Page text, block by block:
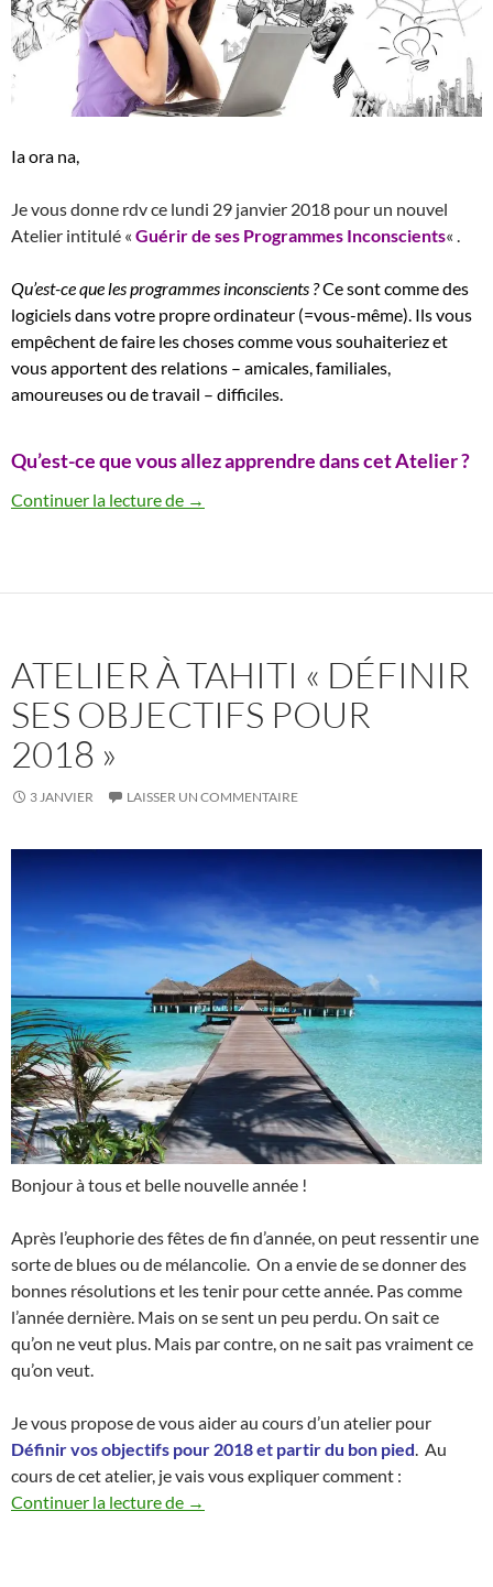
Ia ora na,
Je vous donne rdv ce lundi 29 janvier 2018 pour un nouvel
Atelier intitulé « Guérir de ses Programmes Inconscients« .
Qu’est-ce que les programmes inconscients ?Ce sont comme des
logiciels dans votre propre ordinateur (=vous-même). Ils vous
empêchent de faire les choses comme vous souhaiteriez et
vous apportent des relations – amicales, familiales,
amoureuses ou de travail – difficiles.
Qu’est-ce que vous allez apprendre dans cet Atelier ?
Continuer la lecture de Atelier à Tahiti « Guérir de ses
→
ATELIER À TAHITI « DÉFINIR
SES OBJECTIFS POUR
2018 »
3 JANVIER LAISSER UN COMMENTAIRE
Bonjour à tous et belle nouvelle année !
Après l’euphorie des fêtes de fin d’année, on peut ressentir une
sorte de blues ou de mélancolie. On a envie de se donner des
bonnes résolutions et les tenir pour cette année. Pas comme
l’année dernière. Mais on se sent un peu perdu. On sait ce
qu’on ne veut plus. Mais par contre, on ne sait pas vraiment ce
qu’on veut.
Je vous propose de vous aider au cours d’un atelier pour
Définir vos objectifs pour 2018 et partir du bon pied. Au
cours de cet atelier, je vais vous expliquer comment :
Continuer la lecture de Atelier à Tahiti « Définir ses objectifs
→